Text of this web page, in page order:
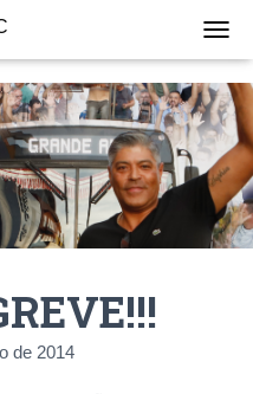
G
G
L
E
N
A
V
I
de 2014